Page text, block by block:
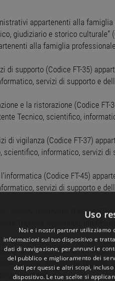
appartenenti alla famiglia
giudiziario e storico culturale”
alla famiglia
di supporto (Codice FT-35)
servizi di supporto e
e la ristorazione (Codice FT-
Tecnico, scientifico,
di vigilanza (Codice FT-37)
scientifico, informatico, servizi
(Codice FT-45)
servizi di supporto e
i servizi informativi (Codice FT-
Tecnico, scientifico,
tecnico per i sistemi
“Assistente
ambientale”
Uso
Noi e i nostri partner utilizziamo
informazioni sul tuo dispositivo e
dati di navigazione, per annunci e
del pubblico e miglioramento dei
dati per questi e altri scopi,
dispositivo. Le tue scelte si